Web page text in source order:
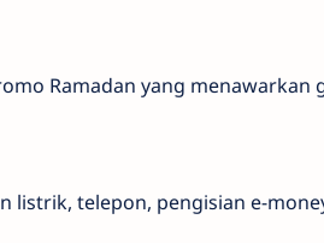
Ramadan yang menawarkan
listrik, telepon, pengisian e-